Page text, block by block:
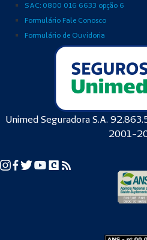
SAC: 0800 016 6633 opção 6
Formulário Fale Conosco
Formulário de Ouvidoria
Unimed Seguradora S.A.
2001-